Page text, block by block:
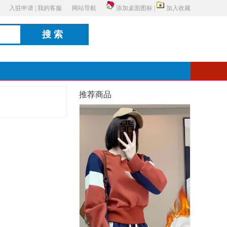
入驻申请 我的客服 网站导航 添加桌面图标 加入收藏
搜索
推荐商品